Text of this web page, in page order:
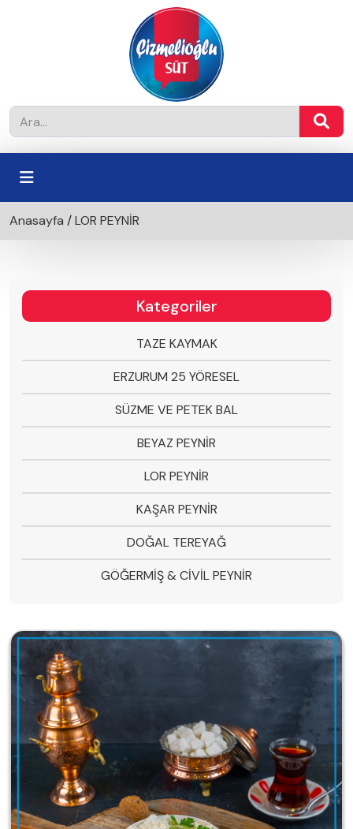
Anasayfa /LOR PEYNİR
Kategoriler
TAZE KAYMAK
ERZURUM 25 YÖRESEL
SÜZME VE PETEK BAL
BEYAZ PEYNİR
LOR PEYNİR
KAŞAR PEYNİR
DOĞAL TEREYAĞ
GÖĞERMİŞ & CİVİL PEYNİR